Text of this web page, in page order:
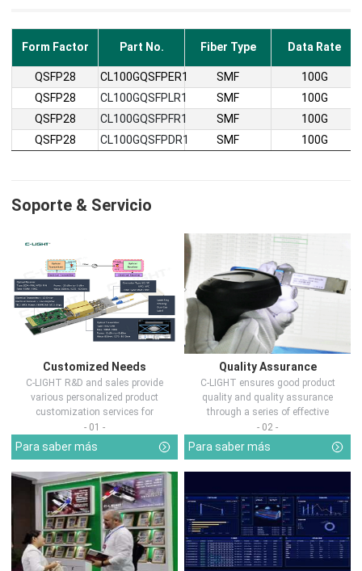
Form Factor Part No. Fiber Type Data Rate
QSFP28 CL100GQSFPER1 SMF
100G
QSFP28
CL100GQSFPLR1 SMF
100G
QSFP28
CL100GQSFPFR1 SMF
100G
QSFP28
CL100GQSFPDR1 SMF 100G
Soporte & Servicio
Customized Needs
C-LIGHT R&D and sales provide
various personalized product
customization services for
customers in d...
- 01 -
Para saber más
Quality Assurance
C-LIGHT ensures good product
quality and quality assurance
through a series of effective
measures.
- 02 -
Para saber más